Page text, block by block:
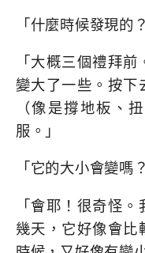
「什麼時候發現的
「大概三個禮拜
變大了一些。按下
（像是撐地板、
服。」
「它的大小會變嗎
「會耶！很奇怪
幾天，它好像會比